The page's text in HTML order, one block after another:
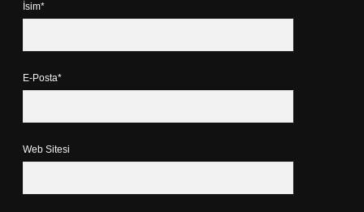
İsim*
E-Posta*
Web Sitesi